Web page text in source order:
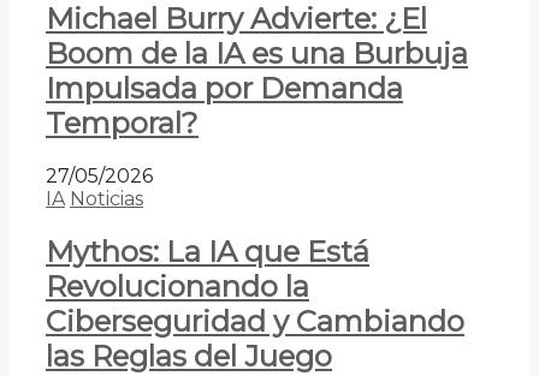
Michael Burry Advierte: ¿El
Boom de la IA es una Burbuja
Impulsada por Demanda
Temporal?
27/05/2026
IA Noticias
Mythos: La IA que Está
Revolucionando la
Ciberseguridad y Cambiando
las Reglas del Juego